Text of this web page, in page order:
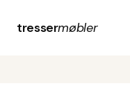
tressermøbler